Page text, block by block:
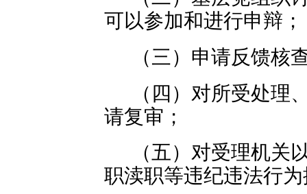
可以参加和进行申辩；
（三）申请反馈核
（四）对所受处理
请复审；
（五）对受理机关
职渎职等违纪违法行